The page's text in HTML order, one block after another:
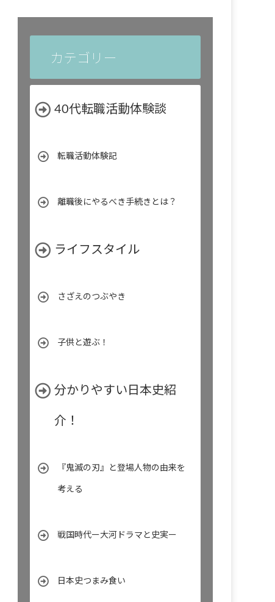
カテゴリー
40代転職活動体験談
転職活動体験記
離職後にやるべき手続きとは？
ライフスタイル
さざえのつぶやき
子供と遊ぶ！
分かりやすい日本史紹
介！
『鬼滅の刃』と登場人物の由来を
考える
戦国時代ー大河ドラマと史実ー
日本史つまみ食い